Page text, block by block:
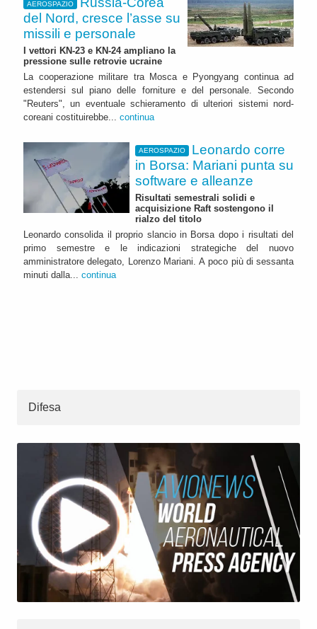
AEROSPAZIO
del Nord, cresce l’asse su
missili e personale
I vettori KN-23 e KN-24 ampliano la
pressione sulle retrovie ucraine
La cooperazione militare tra Mosca e Pyongyang continua ad
estendersi sul piano delle forniture e del personale. Secondo
"Reuters", un eventuale schieramento di ulteriori sistemi nord-
coreani costituirebbe... continua
AEROSPAZIO
Leonardo corre
in Borsa: Mariani punta su
software e alleanze
Risultati semestrali solidi e
acquisizione Raft sostengono il
rialzo del titolo
Leonardo consolida il proprio slancio in Borsa dopo i risultati del
primo semestre e le indicazioni strategiche del nuovo
amministratore delegato, Lorenzo Mariani. A poco più di sessanta
minuti dalla... continua
Difesa